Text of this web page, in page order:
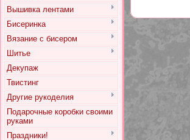
Вышивка лентами
Бисеринка
Вязание с бисером
Шитье
Декупаж
Твистинг
Другие рукоделия
Подарочные коробки своими
руками
Праздники!